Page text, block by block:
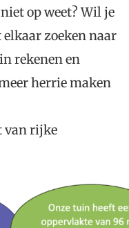
op weet? Wil je
zoeken naar
rekenen en
herrie maken
van rijke